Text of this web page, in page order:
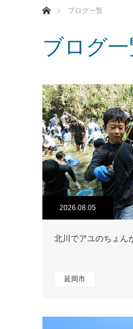
ブログ一覧
ブログ一
2026.08.05
北川でアユのちょ
延岡市